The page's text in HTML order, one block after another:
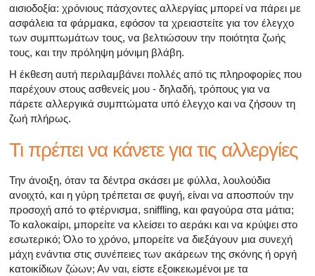
αισιοδοξία: χρόνιους πάσχοντες αλλεργίας μπορεί να πάρει με
ασφάλεια τα φάρμακα, εφόσον τα χρειαστείτε για τον έλεγχο
των συμπτωμάτων τους, να βελτιώσουν την ποιότητα ζωής
τους, και την πρόληψη μόνιμη βλάβη.
Η έκθεση αυτή περιλαμβάνει πολλές από τις πληροφορίες που
παρέχουν στους ασθενείς μου - δηλαδή, τρόπους για να
πάρετε αλλεργικά συμπτώματα υπό έλεγχο και να ζήσουν τη
ζωή πλήρως.
Τι πρέπει να κάνετε για τις αλλεργίες
Την άνοιξη, όταν τα δέντρα σκάσει με φύλλα, λουλούδια
ανοιχτό, και η γύρη τρέπεται σε φυγή, είναι να αποσπούν την
προσοχή από το φτέρνισμα, sniffling, και φαγούρα στα μάτια;
Το καλοκαίρι, μπορείτε να κλείσει το αεράκι και να κρύψει στο
εσωτερικό; Όλο το χρόνο, μπορείτε να διεξάγουν μια συνεχή
μάχη ενάντια στις συνέπειες των ακάρεων της σκόνης ή οργή
κατοικίδιων ζώων; Αν ναι, είστε εξοικειωμένοι με τα